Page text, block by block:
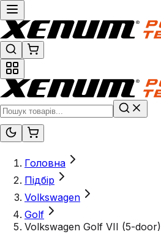
Головна
Підбір
Volkswagen
Golf
Volkswagen Golf VII (5-door)